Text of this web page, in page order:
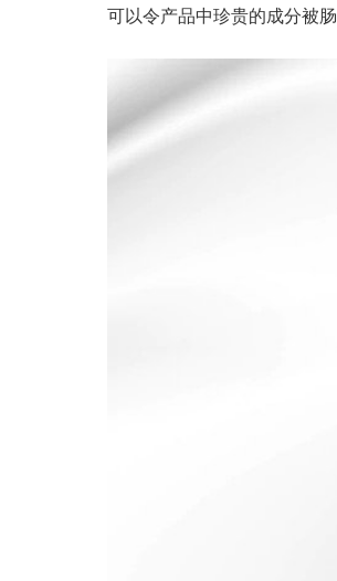
可以令产品中珍贵的成分被